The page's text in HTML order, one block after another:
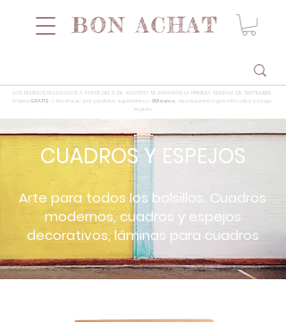
LOS PEDIDOS REALIZADOS A PARTIR DEL 5 DE AGOSTO SE ENVIARÁN LA PRIMERA SEMANA DE SEPTIEMBRE
Envios GRATIS a Península por pedidos superiores a 99 euros , devoluciones garantizadas y pago
seguro
CUADROS Y ESPEJOS
Arte para todos los bolsillos. Cuadros
modernos, cuadros y espejos
decorativos, láminas para cuadros